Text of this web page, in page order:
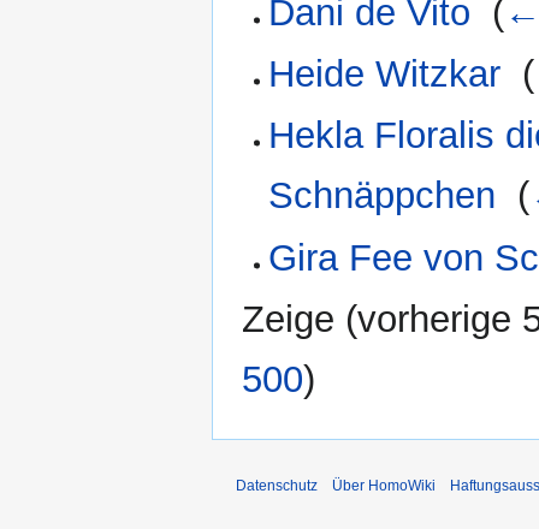
Dani de Vito (
Heide Witzkar (
Hekla Floralis
Schnäppchen (
Gira Fee von
Zeige (vorherige
500)
Datenschutz Über HomoWiki